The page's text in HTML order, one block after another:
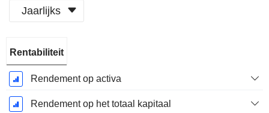
Jaarlijks
boekjaar:
December
Rentabiliteit
Rendement op activa
Rendement op het totaal kapitaal